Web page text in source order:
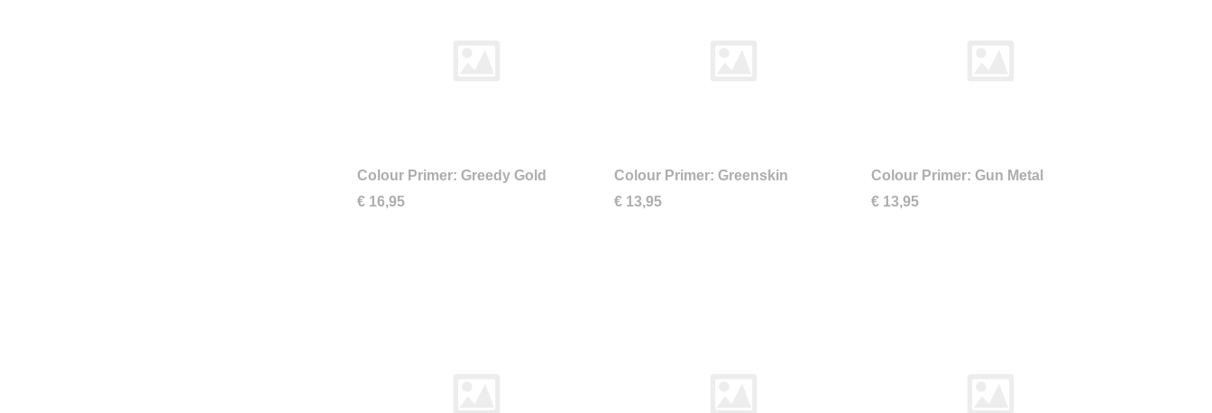
Colour Primer: Greedy Gold
€ 16,95
Colour Primer: Greenskin
€ 13,95
Colour Primer: Gun Metal
€ 13,95